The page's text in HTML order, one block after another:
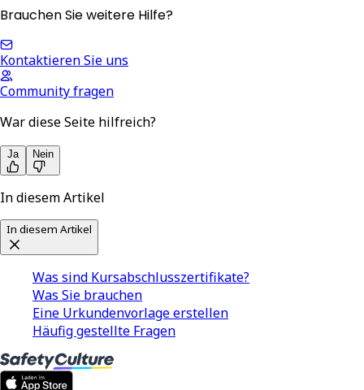
Brauchen Sie weitere Hilfe?
Kontaktieren Sie uns
Community fragen
War diese Seite hilfreich?
Ja Nein
In diesem Artikel
In diesem Artikel
Was sind Kursabschlusszertifikate?
Was Sie brauchen
Eine Urkundenvorlage erstellen
Häufig gestellte Fragen